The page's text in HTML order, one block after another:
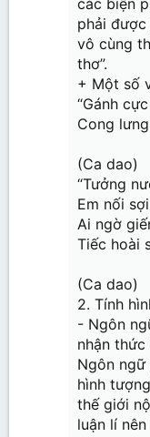
phải
vô cùng
thơ”.
+ Một số
“Gánh
Cong
(Ca dao)
“Tưởng
Em nối
Ai ngờ
Tiếc hoài
(Ca dao)
2. Tính
- Ngôn
nhận
Ngôn
hình
thế giới
luận lí